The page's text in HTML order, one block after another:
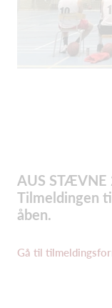
AUS STÆVNE
Tilmeldingen
åben.
Gå til